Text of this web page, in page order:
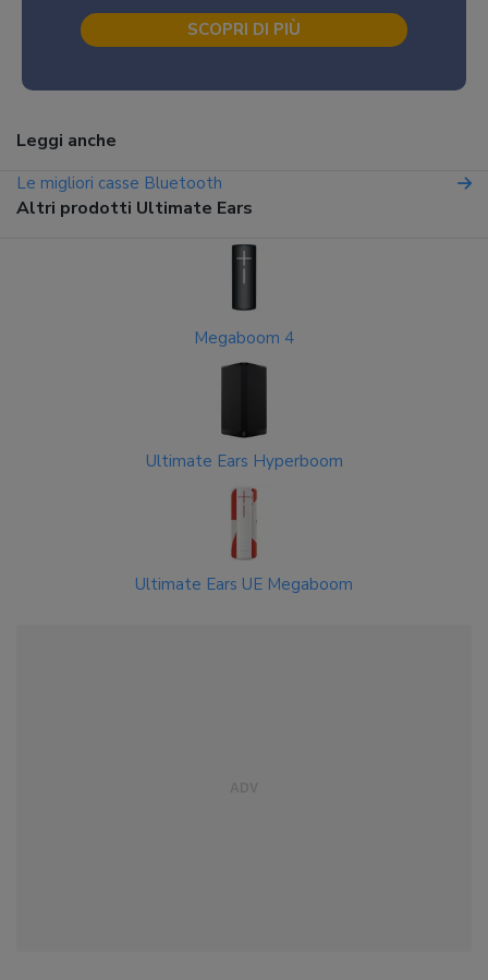
SCOPRI DI PIÙ
Leggi anche
Le migliori casse Bluetooth
Altri prodotti Ultimate Ears
Megaboom 4
Ultimate Ears Hyperboom
Ultimate Ears UE Megaboom